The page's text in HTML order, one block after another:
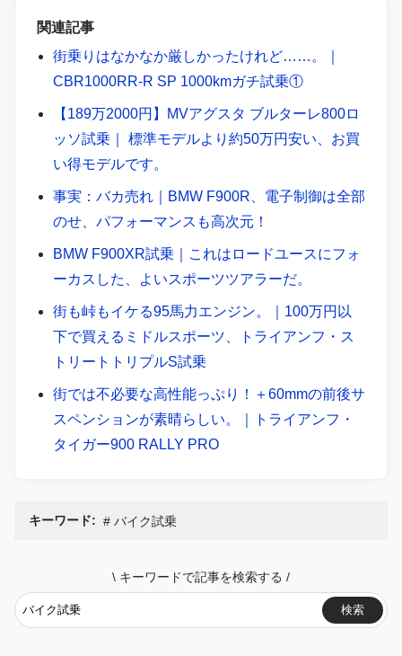
関連記事
街乗りはなかなか厳しかったけれど……。｜
CBR1000RR-R SP 1000kmガチ試乗①
【189万2000円】MVアグスタ ブルターレ800ロ
ッソ試乗｜ 標準モデルより約50万円安い、お買
い得モデルです。
事実：バカ売れ｜BMW F900R、電子制御は全部
のせ、パフォーマンスも高次元！
BMW F900XR試乗｜これはロードユースにフォ
ーカスした、よいスポーツツアラーだ。
街も峠もイケる95馬力エンジン。｜100万円以
下で買えるミドルスポーツ、トライアンフ・ス
トリートトリプルS試乗
街では不必要な高性能っぷり！＋60mmの前後サ
スペンションが素晴らしい。｜トライアンフ・
タイガー900 RALLY PRO
キーワード: バイク試乗
\ キーワードで記事を検索する /
検索